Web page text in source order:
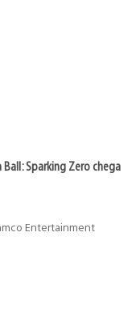
Sparking Zero chega
Entertainment